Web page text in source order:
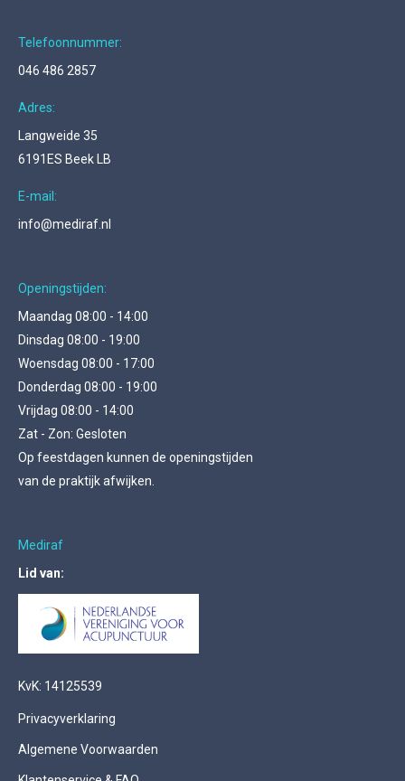
Telefoonnummer:
046 486 2857
Adres:
Langweide 35
6191ES Beek LB
E-mail:
info@mediraf.nl
Openingstijden:
Maandag 08:00 - 14:00
Dinsdag 08:00 - 19:00
Woensdag 08:00 - 17:00
Donderdag 08:00 - 19:00
Vrijdag 08:00 - 14:00
Zat - Zon: Gesloten
Op feestdagen kunnen de openingstijden
van de praktijk afwijken.
Mediraf
Lid van:
KvK: 14125539
Privacyverklaring
Algemene Voorwaarden